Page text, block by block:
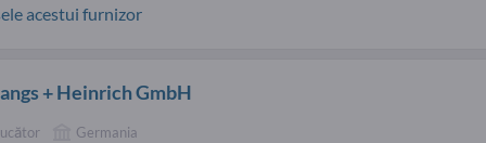
acestui furnizor
+ Heinrich GmbH
Germania